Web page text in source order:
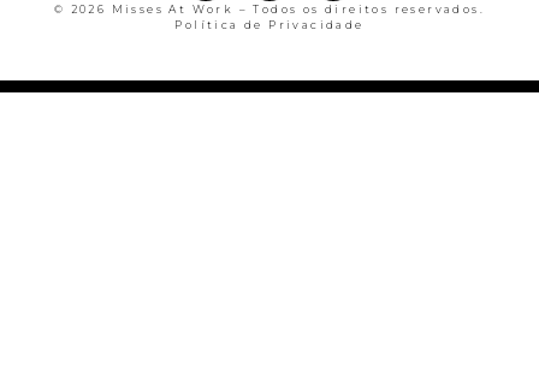
© 2026 Misses At Work – Todos os direitos reservados.
Política de Privacidade